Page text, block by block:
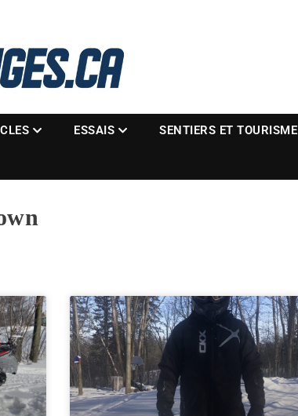
ESSAIS SENTIERS ET TOURISME